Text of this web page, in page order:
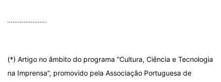
………………….
(*) Artigo no âmbito do programa “Cultura, Ciência e Tecnologia
na Imprensa”, promovido pela Associação Portuguesa de